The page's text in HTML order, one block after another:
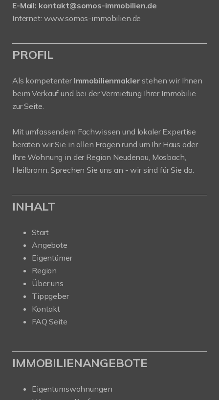
E-Mail: kontakt@somos-immobilien.de
Internet: www.somos-immobilien.de
PROFIL
Als kompetenter Immobilienmaklerstehen wir Ihnen
beim Verkauf und bei der Vermietung Ihrer Immobilie
zur Seite.
Mit umfassendem Fachwissen und lokaler Expertise
beraten wir Sie in allen Fragen rund um Ihr Haus oder
Ihre Wohnung in der Region Neudenau, Mosbach,
Heilbronn. Sprechen Sie uns an - wir sind für Sie da.
INHALT
Start
Angebote
Eigentümer
Region
Über uns
Tippgeber
Kontakt
FAQ Seite
IMMOBILIENANGEBOTE
Eigentumswohnungen